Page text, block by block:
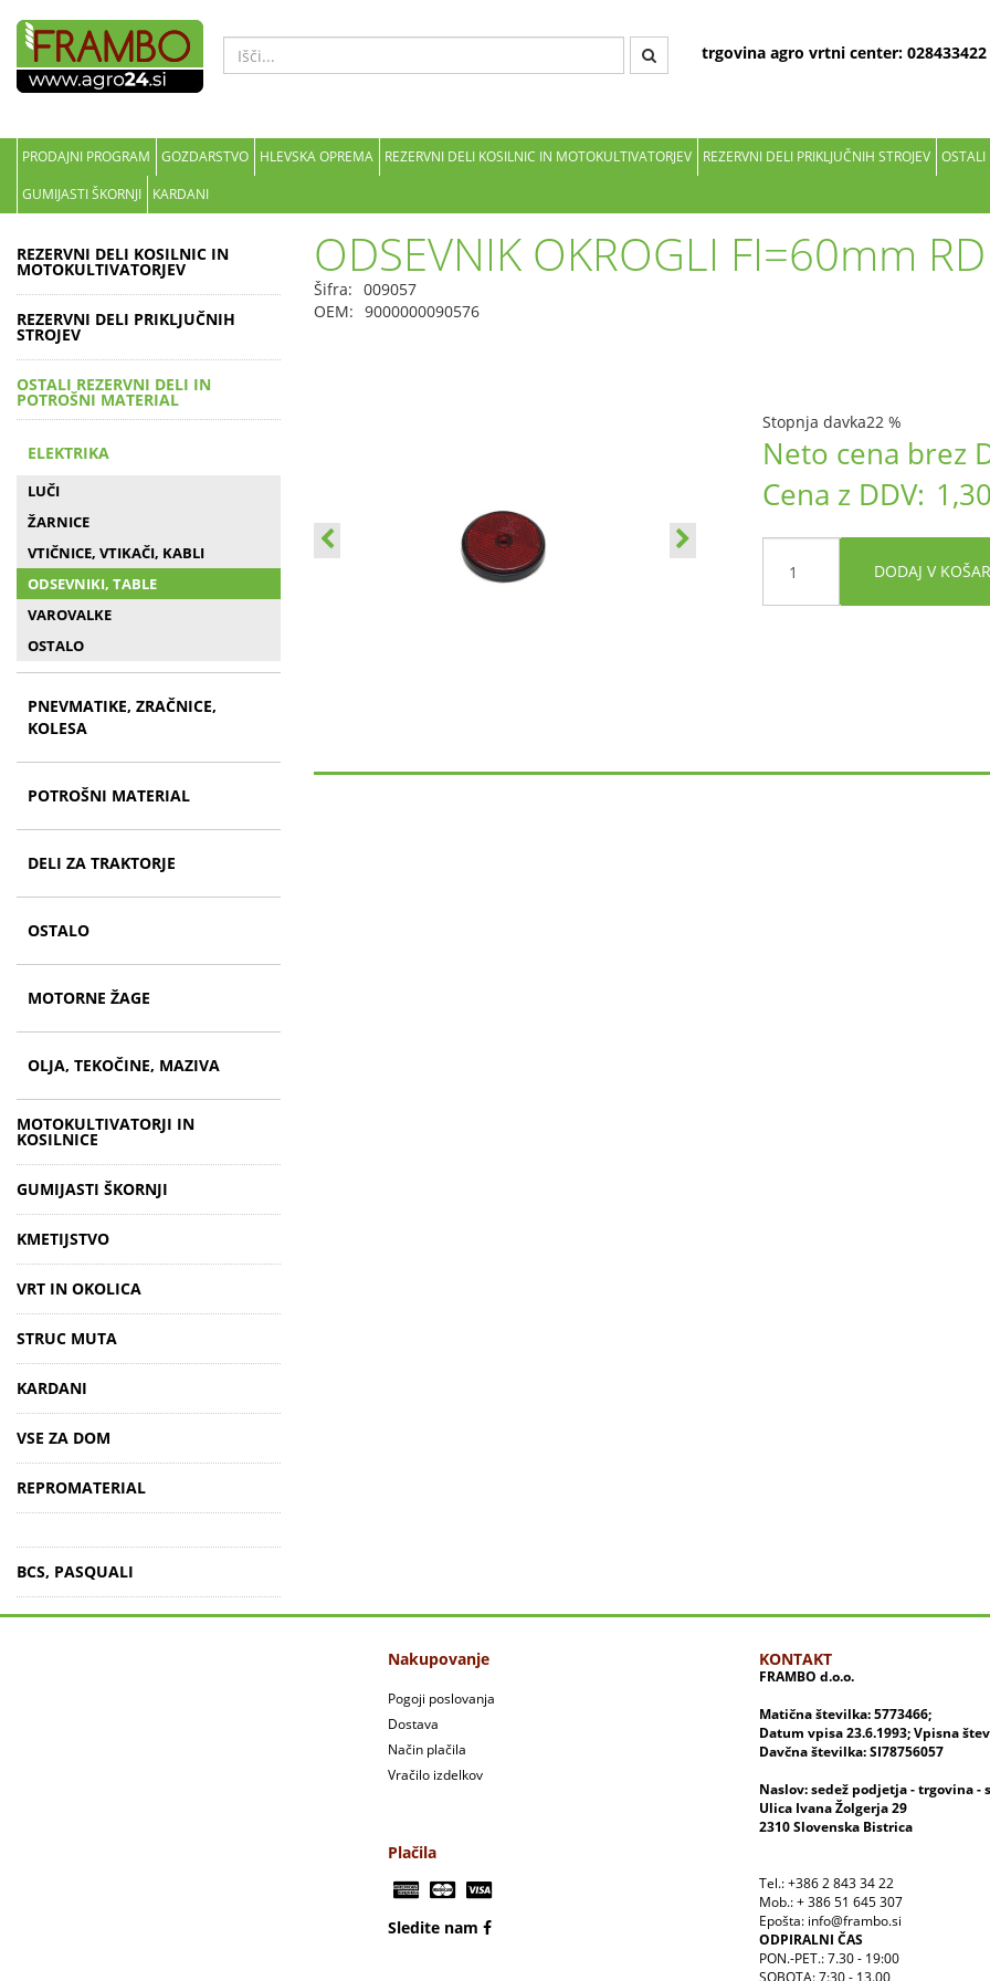
trgovina agro vrtni center: 028433422
PRODAJNI PROGRAM GOZDARSTVO HLEVSKA OPREMA REZERVNI DELI KOSILNIC IN MOTOKULTIVATORJEV REZERVNI DELI PRIKLJUČNIH STROJEV OSTALI
GUMIJASTI ŠKORNJI
KARDANI
REZERVNI DELI KOSILNIC IN
MOTOKULTIVATORJEV
REZERVNI DELI PRIKLJUČNIH
STROJEV
OSTALI REZERVNI DELI IN
POTROŠNI MATERIAL
ELEKTRIKA
LUČI
ŽARNICE
VTIČNICE, VTIKAČI, KABLI
ODSEVNIKI, TABLE
VAROVALKE
OSTALO
PNEVMATIKE, ZRAČNICE,
KOLESA
POTROŠNI MATERIAL
DELI ZA TRAKTORJE
OSTALO
MOTORNE ŽAGE
OLJA, TEKOČINE, MAZIVA
MOTOKULTIVATORJI IN
KOSILNICE
GUMIJASTI ŠKORNJI
KMETIJSTVO
VRT IN OKOLICA
STRUC MUTA
KARDANI
VSE ZA DOM
REPROMATERIAL
BCS, PASQUALI
ODSEVNIK OKROGLI FI=60mm
Šifra: 009057
OEM: 9000000090576
Stopnja davka22 %
Neto cena brez
Cena z DDV:
DODAJ V
Nakupovanje
Pogoji poslovanja
Dostava
Način plačila
Vračilo izdelkov
Plačila
Sledite nam
KONTAKT
FRAMBO d.o.o.
Matična številka: 5773466;
Datum vpisa 23.6.1993; Vpisna
Davčna številka: SI78756057
Naslov: sedež podjetja - trgovina -
Ulica Ivana Žolgerja 29
2310 Slovenska Bistrica
Tel.: +386 2 843 34 22
Mob.: + 386 51 645 307
Epošta: info@frambo.si
ODPIRALNI ČAS
PON.-PET.: 7.30 - 19:00
SOBOTA: 7:30 - 13.00